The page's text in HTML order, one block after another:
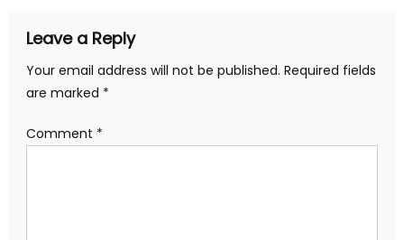
Leave a Reply
Your email address will not be published. Required fields
are marked *
Comment *